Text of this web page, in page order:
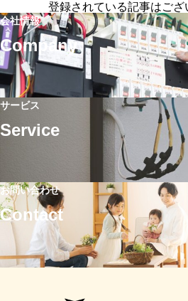
登録されている記事はござ
会社情報
Company
サービス
Service
お問い合わせ
Contact